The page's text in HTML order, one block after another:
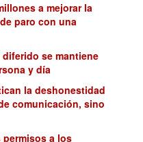
a mejorar la
paro con una
se mantiene
y día
la deshonestidad
comunicación, sino
permisos a los